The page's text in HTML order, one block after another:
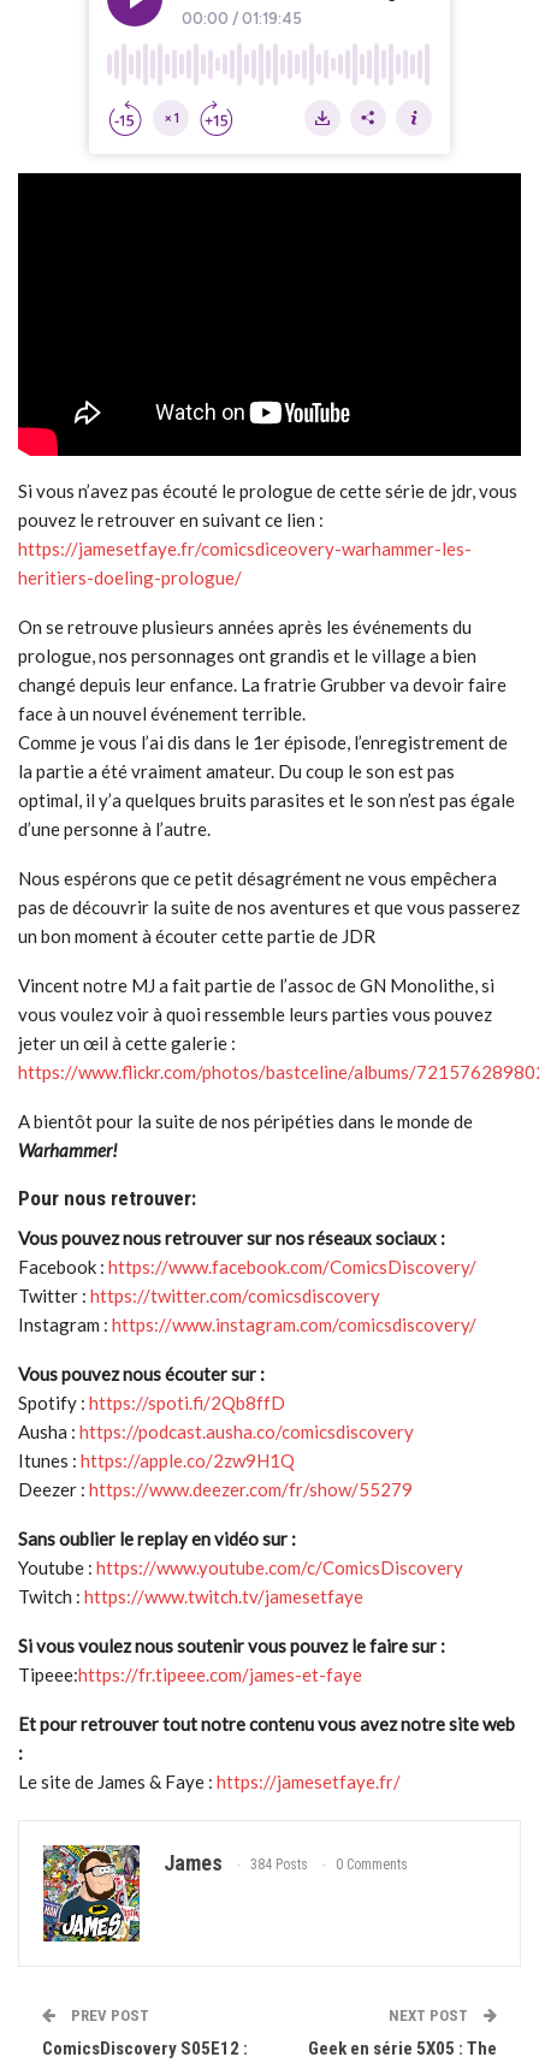
Si vous n’avez pas écouté le prologue de cette série de jdr, vous
pouvez le retrouver en suivant ce lien :
https://jamesetfaye.fr/comicsdiceovery-warhammer-les-
heritiers-doeling-prologue/
On se retrouve plusieurs années après les événements du
prologue, nos personnages ont grandis et le village a bien
changé depuis leur enfance. La fratrie Grubber va devoir faire
face à un nouvel événement terrible.
Comme je vous l’ai dis dans le 1er épisode, l’enregistrement de
la partie a été vraiment amateur. Du coup le son est pas
optimal, il y’a quelques bruits parasites et le son n’est pas égale
d’une personne à l’autre.
Nous espérons que ce petit désagrément ne vous empêchera
pas de découvrir la suite de nos aventures et que vous passerez
un bon moment à écouter cette partie de JDR
Vincent notre MJ a fait partie de l’assoc de GN Monolithe, si
vous voulez voir à quoi ressemble leurs parties vous pouvez
jeter un œil à cette galerie :
https://www.flickr.com/photos/bastceline/albums/
A bientôt pour la suite de nos péripéties dans le monde de
Warhammer!
Pour nous retrouver:
Vous pouvez nous retrouver sur nos réseaux sociaux :
Facebook : https://www.facebook.com/ComicsDiscovery/
Twitter : https://twitter.com/comicsdiscovery
Instagram : https://www.instagram.com/comicsdiscovery/
Vous pouvez nous écouter sur :
Spotify : https://spoti.fi/2Qb8ffD
Ausha : https://podcast.ausha.co/comicsdiscovery
Itunes : https://apple.co/2zw9H1Q
Deezer : https://www.deezer.com/fr/show/55279
Sans oublier le replay en vidéo sur :
Youtube : https://www.youtube.com/c/ComicsDiscovery
Twitch : https://www.twitch.tv/jamesetfaye
Si vous voulez nous soutenir vous pouvez le faire sur :
Tipeee:https://fr.tipeee.com/james-et-faye
Et pour retrouver tout notre contenu vous avez notre site web
:
Le site de James & Faye : https://jamesetfaye.fr/
James 384 Posts 0 Comments
PREV POST
ComicsDiscovery S05E12 :
NEXT POST
Geek en série 5X05 : The